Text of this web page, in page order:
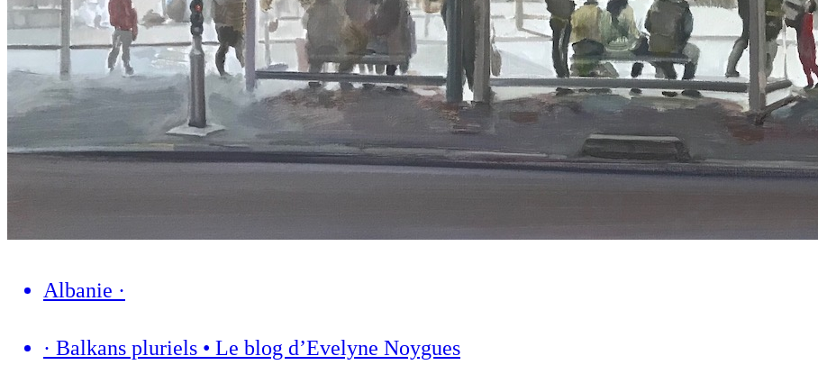
Albanie ·
· Balkans pluriels • Le blog d’Evelyne Noygues